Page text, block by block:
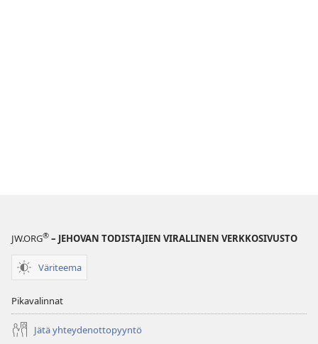
JW.ORG® – JEHOVAN TODISTAJIEN VIRALLINEN VERKKOSIVUSTO
Väriteema
Pikavalinnat
Jätä yhteydenottopyyntö